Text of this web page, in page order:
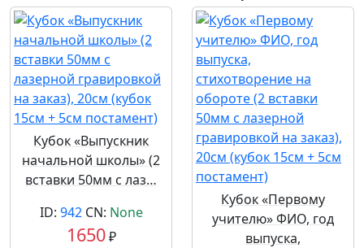
Кубок «Выпускник
начальной школы» (2
вставки 50мм с лаз…
ID: 942CN: None
1650₽
Кубок «Первому
учителю» ФИО, год
выпуска,